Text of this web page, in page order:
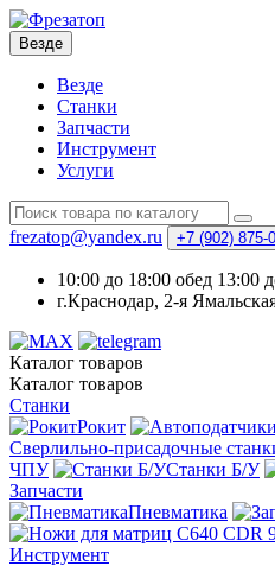
Везде
Везде
Станки
Запчасти
Инструмент
Услуги
frezatop@yandex.ru +7 (902)
10:00 до 18:00 обед 13:00
г.Краснодар, 2-я
Каталог товаров
Каталог товаров
Станки
Рокит
Сверлильно-присадочные
ЧПУ
Станки Б/У
Запчасти
Пневматика
Инструмент